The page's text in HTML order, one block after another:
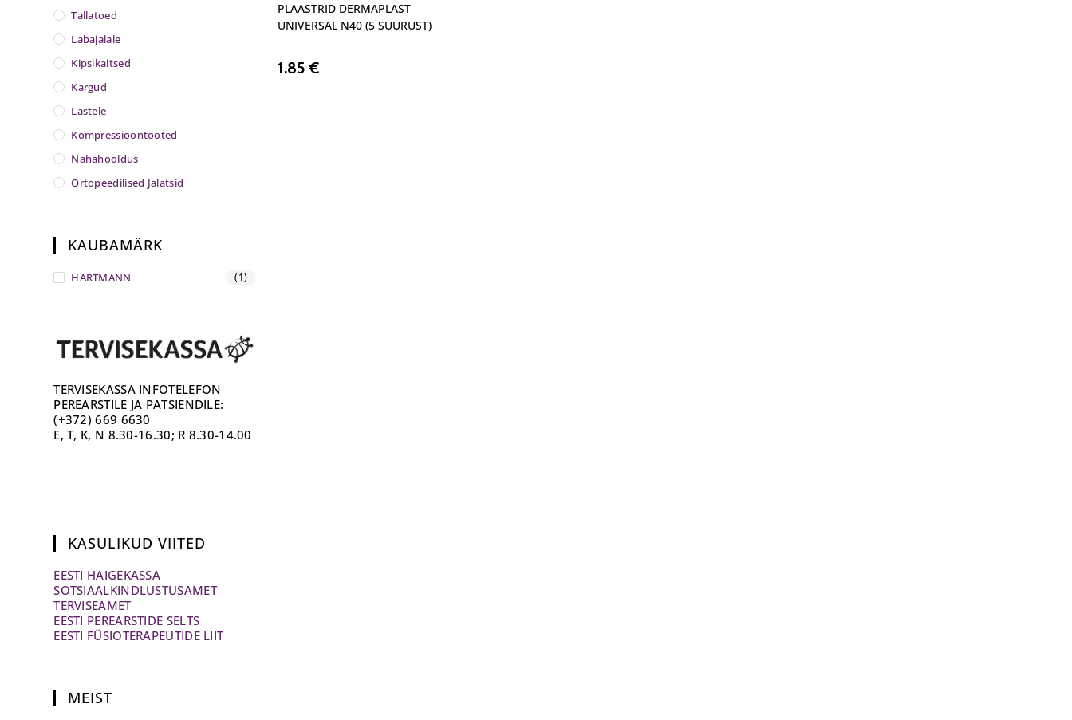
PLAASTRID DERMAPLAST
UNIVERSAL N40 (5 SUURUST)
1.85€
Tallatoed
Labajalale
Kipsikaitsed
Kargud
Lastele
Kompressioontooted
Nahahooldus
Ortopeedilised Jalatsid
KAUBAMÄRK
HARTMANN (1)
TERVISEKASSA INFOTELEFON
PEREARSTILE JA PATSIENDILE:
(+372) 669 6630
E, T, K, N 8.30-16.30; R 8.30-14.00
KASULIKUD VIITED
EESTI HAIGEKASSA
SOTSIAALKINDLUSTUSAMET
TERVISEAMET
EESTI PEREARSTIDE SELTS
EESTI FÜSIOTERAPEUTIDE LIIT
MEIST